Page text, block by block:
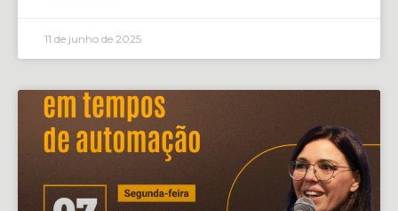
11 de junho de 2025